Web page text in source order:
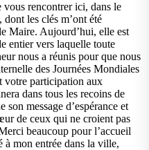
vous rencontrer ici, dans le
les clés m’ont été
Maire. Aujourd’hui, elle est
entier vers laquelle toute
nous a réunis pour que nous
des Journées Mondiales
votre participation aux
dans tous les recoins de
message d’espérance et
de ceux qui ne croient pas
beaucoup pour l’accueil
à mon entrée dans la ville,